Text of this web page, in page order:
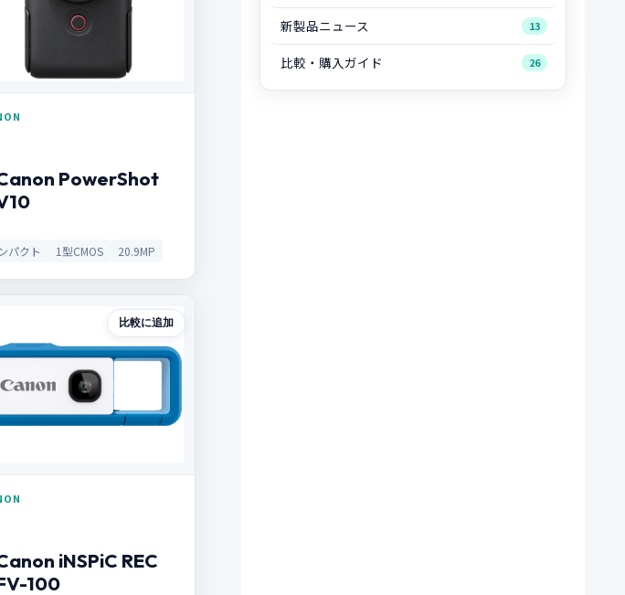
PowerShot
パクト 1型CMOS 20.9MP
比較に追加
iNSPiC REC
100
新製品ニュース 13
比較・購入ガイド 26